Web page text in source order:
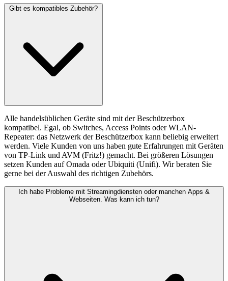
Gibt es kompatibles Zubehör?
Alle handelsüblichen Geräte sind mit der Beschützerbox
kompatibel. Egal, ob Switches, Access Points oder WLAN-
Repeater: das Netzwerk der Beschützerbox kann beliebig erweitert
werden. Viele Kunden von uns haben gute Erfahrungen mit Geräten
von TP-Link und AVM (Fritz!) gemacht. Bei größeren Lösungen
setzen Kunden auf Omada oder Ubiquiti (Unifi). Wir beraten Sie
gerne bei der Auswahl des richtigen Zubehörs.
Ich habe Probleme mit Streamingdiensten oder manchen Apps &
Webseiten. Was kann ich tun?